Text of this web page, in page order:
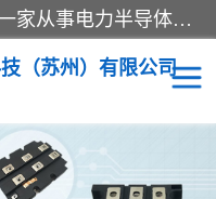
苏州沛易电子科技有限公司是一家从事电力半导体器件和电子元器件的专业代理及分销商，产品包括：IGBT模块、IPM模块、PIM模块、二极管、三极管、可控硅、整流桥、IGBT单管、IGBT电路驱动板、GTR达林顿模块、快恢复二极管、肖特基二极管、熔断器、IC集成电路、快速熔断器等。
（苏州）有限公司
飞凌